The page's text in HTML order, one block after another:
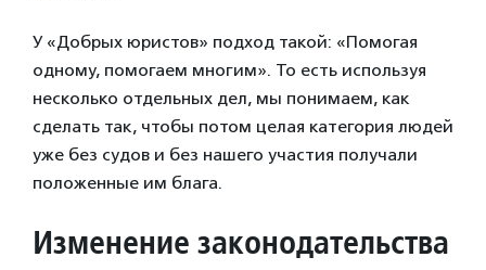
У «Добрых юристов» подход такой: «Помогая
одному, помогаем многим». То есть используя
несколько отдельных дел, мы понимаем, как
сделать так, чтобы потом целая категория людей
уже без судов и без нашего участия получали
положенные им блага.
Изменение законодательства